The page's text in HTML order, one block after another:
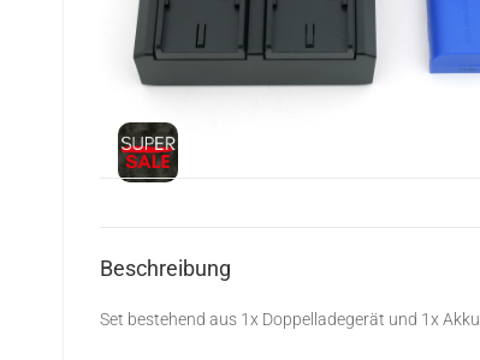
Beschreibung
Set bestehend aus 1x Doppelladegerät und 1x Akku